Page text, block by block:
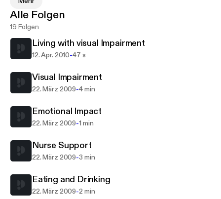
on this album simulate what the world looks like to
people with a range of visual impairments, and show
good practice when acting as a sighted guide. The
audio tracks offer personal perspectives from two
people living with severe visual impairment. This
registration nursing programme.
Alle Folgen
19 Folgen
Living with visual Impairment
12. Apr. 2010-47 s
Visual Impairment
22. März 2009-4 min
Emotional Impact
22. März 2009-1 min
Nurse Support
22. März 2009-3 min
Eating and Drinking
22. März 2009-2 min